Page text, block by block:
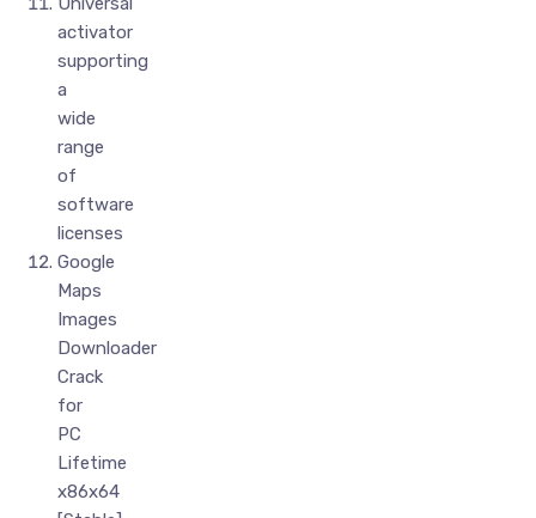
activator
supporting
a
wide
range
of
software
licenses
Google
Maps
Images
Downloader
Crack
for
PC
Lifetime
x86x64